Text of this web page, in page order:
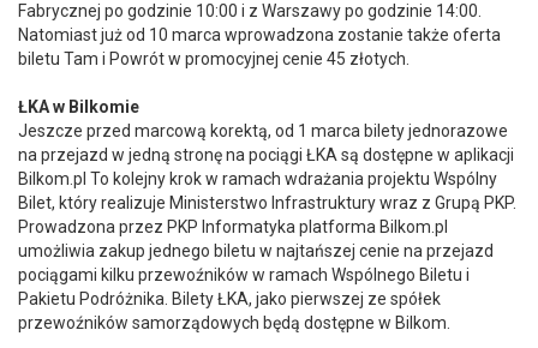
Fabrycznej po godzinie 10:00 i z Warszawy po godzinie 14:00.
Natomiast już od 10 marca wprowadzona zostanie także oferta
biletu Tam i Powrót w promocyjnej cenie 45 złotych.
ŁKA w Bilkomie
Jeszcze przed marcową korektą, od 1 marca bilety jednorazowe
na przejazd w jedną stronę na pociągi ŁKA są dostępne w aplikacji
Bilkom.pl To kolejny krok w ramach wdrażania projektu Wspólny
Bilet, który realizuje Ministerstwo Infrastruktury wraz z Grupą PKP.
Prowadzona przez PKP Informatyka platforma Bilkom.pl
umożliwia zakup jednego biletu w najtańszej cenie na przejazd
pociągami kilku przewoźników w ramach Wspólnego Biletu i
Pakietu Podróżnika. Bilety ŁKA, jako pierwszej ze spółek
przewoźników samorządowych będą dostępne w Bilkom.